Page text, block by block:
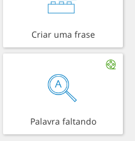
Criar uma frase
Palavra faltando